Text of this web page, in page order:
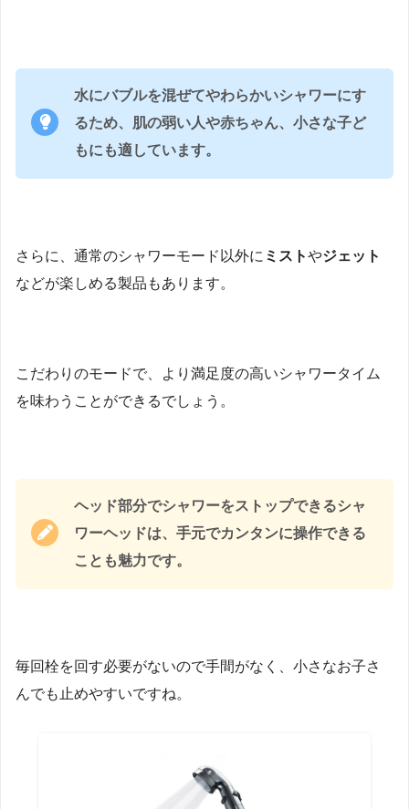
水にバブルを混ぜてやわらかいシャワーにす
るため、肌の弱い人や赤ちゃん、小さな子ど
もにも適しています。
さらに、通常のシャワーモード以外に ミストやジェット
などが楽しめる製品もあります。
こだわりのモードで、より満足度の高いシャワータイム
を味わうことができるでしょう。
ヘッド部分でシャワーをストップできるシャ
ワーヘッドは、手元でカンタンに操作できる
ことも魅力です。
毎回栓を回す必要がないので手間がなく、小さなお子さ
んでも止めやすいですね。